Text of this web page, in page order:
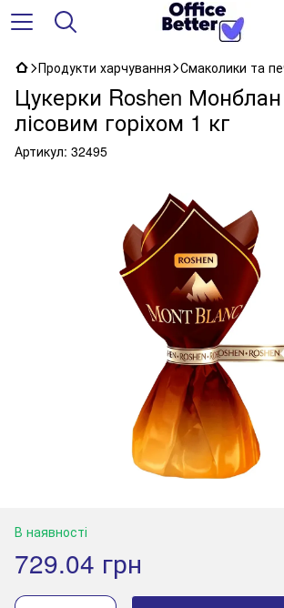
Продукти харчування Смаколики та
Цукерки Roshen
лісовим горіхом 1 кг
Артикул: 32495
В наявності
729.04 грн